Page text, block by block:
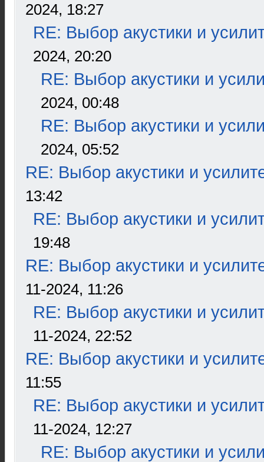
2024, 18:27
RE: Выбор акустики и
2024, 20:20
RE: Выбор акустики и
2024, 00:48
RE: Выбор акустики и
2024, 05:52
RE: Выбор акустики и
13:42
RE: Выбор акустики и
19:48
RE: Выбор акустики и
11-2024, 11:26
RE: Выбор акустики и
11-2024, 22:52
RE: Выбор акустики и
11:55
RE: Выбор акустики и
11-2024, 12:27
RE: Выбор акустики и